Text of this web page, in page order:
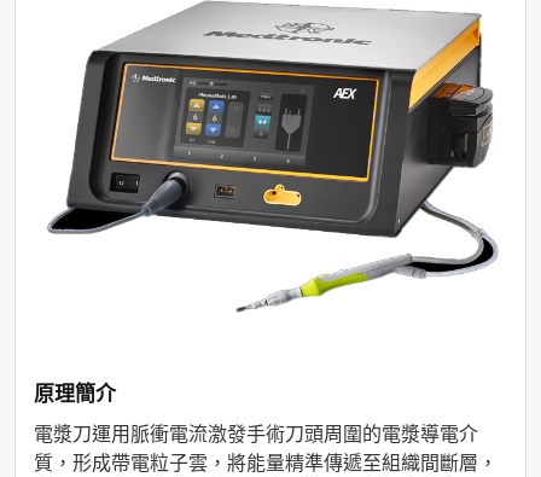
原理簡介
電漿刀運用脈衝電流激發手術刀頭周圍的電漿導電介
質，形成帶電粒子雲，將能量精準傳遞至組織間斷層，